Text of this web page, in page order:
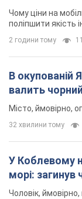
У Коблевому
морі: загинув
Чоловік, ймовірно,
годину тому 2,3